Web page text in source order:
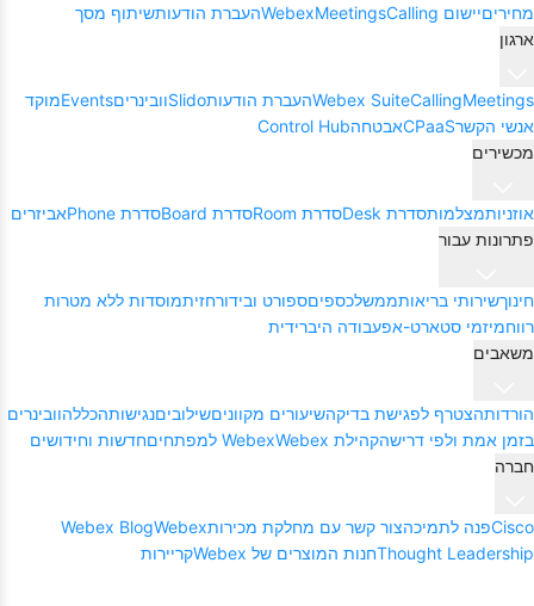
מחיריםיישום Webex MeetingsCalling העברת הודעותשיתוף מסך
ארגון
Webex SuiteCallingMeetings העברת הודעותSlidoוובינריםEventsמוקד
אנשי הקשרCPaaSאבטחהControl Hub
מכשירים
אוזניותמצלמותסדרת Desk סדרת Room סדרת Board סדרת Phone
אביזרים
פתרונות עבור
חינוךשירותי בריאותממשלכספיםספורט ובידורחזיתמוסדות ללא מטרות
רווחמיזמי סטארט-אפעבודה היברידית
משאבים
הורדותהצטרף לפגישת בדיקהשיעורים מקווניםשילוביםנגישותהכללהוובינרים
בזמן אמת ולפי דרישהקהילת Webex Webex למפתחים
חדשות וחידושים
חברה
Ciscoפנה לתמיכהצור קשר עם מחלקת מכירות Webex BlogWebex
Thought Leadershipחנות המוצרים של Webex קריירות